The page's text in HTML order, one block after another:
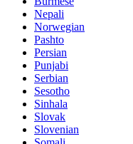
Nepali
Norwegian
Pashto
Persian
Punjabi
Serbian
Sesotho
Sinhala
Slovak
Slovenian